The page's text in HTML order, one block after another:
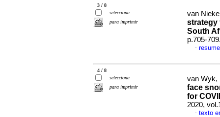
3 / 8
selecciona
para imprimir
van
strategy
South
p.705-
·
4 / 8
selecciona
para imprimir
van Wyk,
face
for
2020,
· texto